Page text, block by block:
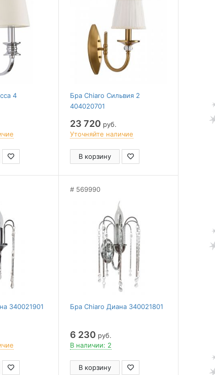
4
Бра Chiaro Сильвия 2
404020701
23 720 руб.
Уточняйте наличие
В корзину
340021901
569990
Бра Chiaro Диана 340021801
6 230 руб.
В наличии: 2
В корзину